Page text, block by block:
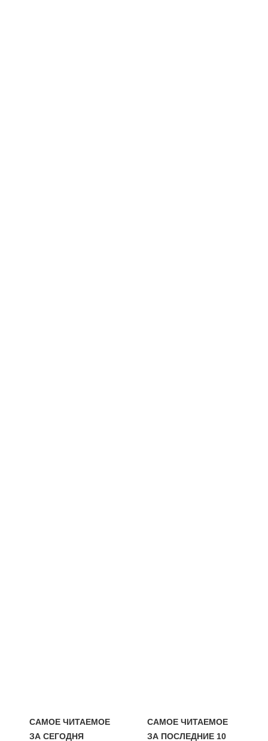
САМОЕ ЧИТАЕМОЕ
ЗА СЕГОДНЯ
САМОЕ ЧИТАЕМОЕ
ЗА ПОСЛЕДНИЕ 10